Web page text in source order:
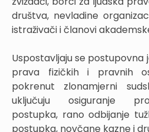
društva, nevladine
istraživači i članovi
Uspostavljaju se
prava fizičkih i pravnih
pokrenut zlonamjerni
uključuju osiguranje
postupka, rano odbijanje
postupka, novčane kazne i